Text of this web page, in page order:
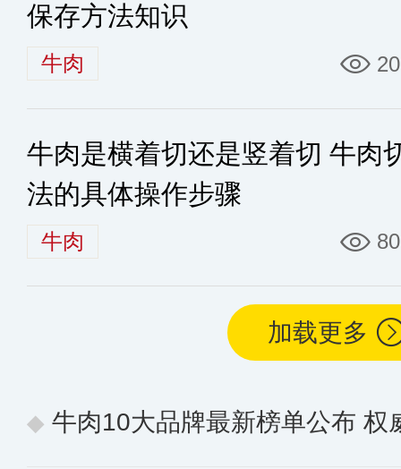
保存方法知识
牛肉
牛肉是横着切还是竖着切 牛肉
法的具体操作步骤
牛肉
加载更多
牛肉10大品牌最新榜单公布 权